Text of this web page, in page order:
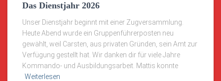
Das Dienstjahr 2026
Unser Dienstjahr beginnt mit einer Zugversammlung.
Heute Abend wurde ein Gruppenführerposten neu
gewählt, weil Carsten, aus privaten Gründen, sein Amt zur
Verfügung gestellt hat. Wir danken dir für viele Jahre
Kommando- und Ausbildungsarbeit. Mattis konnte
Weiterlesen